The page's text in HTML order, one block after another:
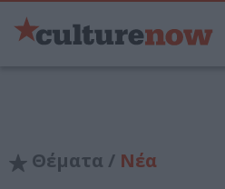
Θέματα / Νέα